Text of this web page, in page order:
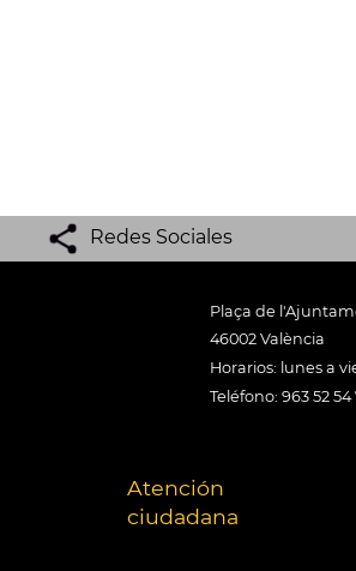
Redes Sociales
Plaça de
46002 València
Horarios: lunes a
Teléfono: 963 52 54
Atención
ciudadana